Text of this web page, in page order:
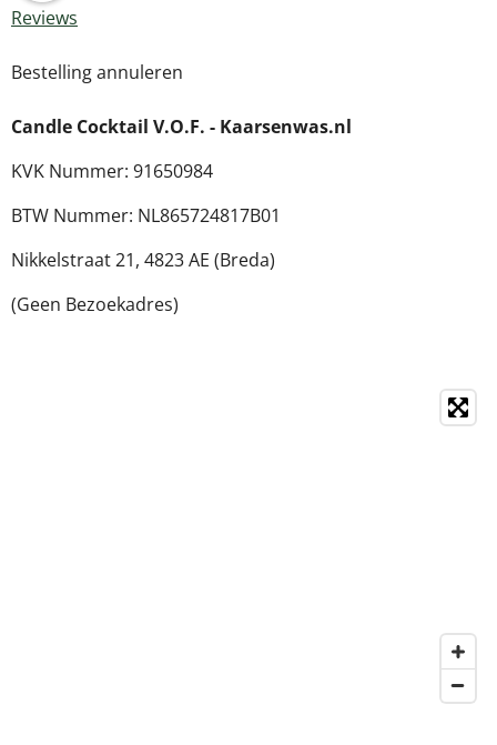
Reviews
Bestelling annuleren
Candle Cocktail V.O.F. - Kaarsenwas.nl
KVK Nummer: 91650984
BTW Nummer: NL865724817B01
Nikkelstraat 21, 4823 AE (Breda)
(Geen Bezoekadres)